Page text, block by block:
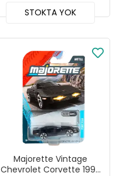
STOKTA YOK
Majorette Vintage
Chevrolet Corvette 1990